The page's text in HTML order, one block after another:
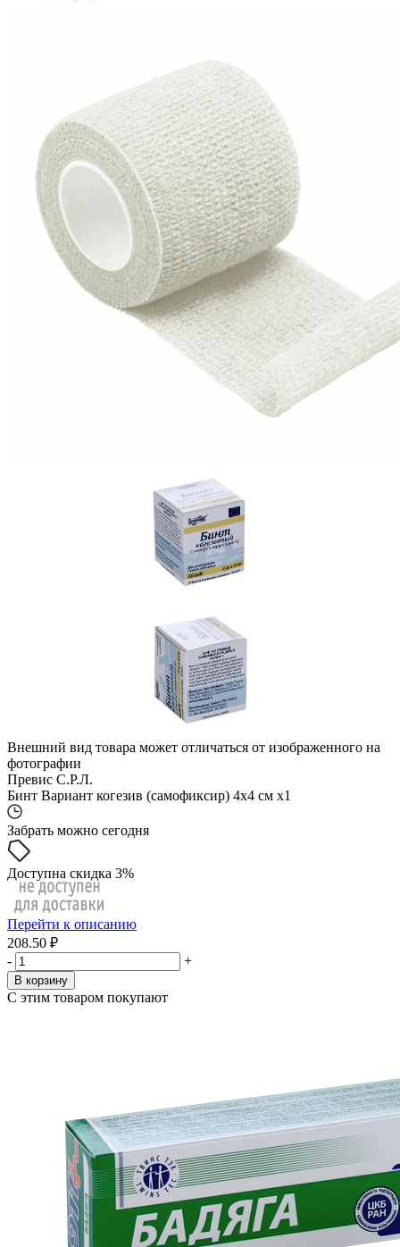
Внешний вид товара может отличаться от изображенного на
фотографии
Превис С.Р.Л.
Бинт Вариант когезив (самофиксир) 4х4 см x1
Забрать можно сегодня
Доступна скидка 3%
Перейти к описанию
208.50 ₽
-
+
В корзину
С этим товаром покупают